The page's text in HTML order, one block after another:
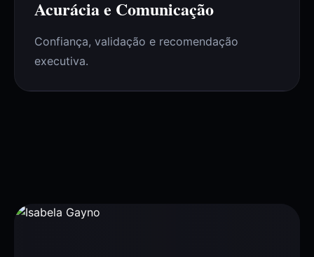
Acurácia e Comunicação
Confiança, validação e recomendação
executiva.